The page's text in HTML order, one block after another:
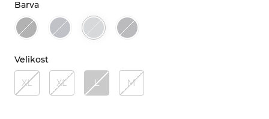
Barva
Velikost
XL XL L M